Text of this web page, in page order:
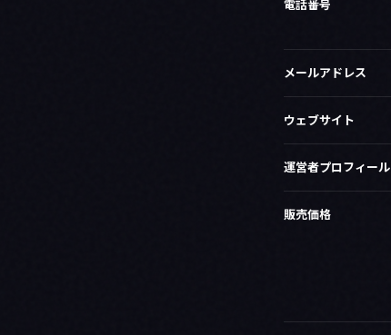
電話番号
メールアドレス
ウェブサイト
運営者プロフィール
販売価格